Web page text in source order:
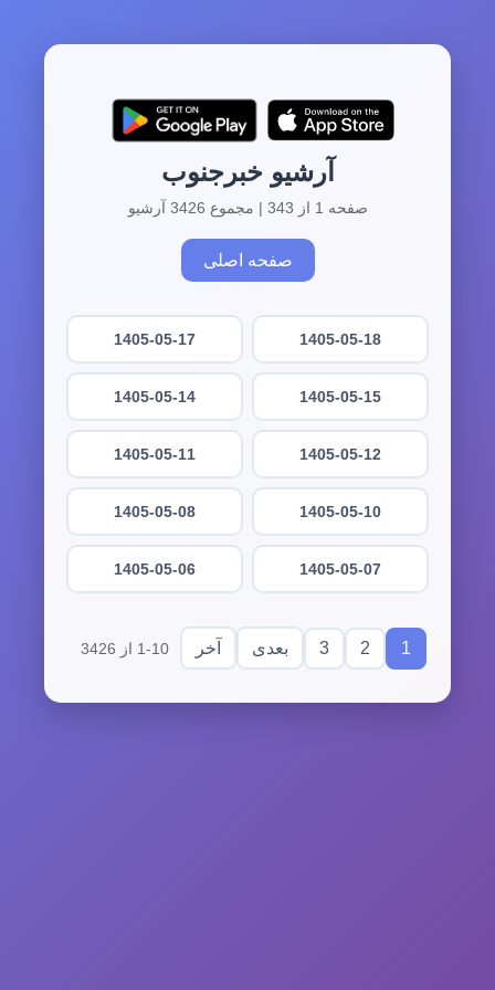
آرشیو خبرجنوب
صفحه 1 از 343 | مجموع 3426 آرشیو
صفحه اصلی
1405-05-18
1405-05-17
1405-05-15
1405-05-14
1405-05-12
1405-05-11
1405-05-10
1405-05-08
1405-05-07
1405-05-06
1
2
3 بعدی آخر 1-10 از 3426